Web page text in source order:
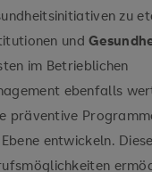
zu
und
im Betrieblichen
ebenfalls
präventive
entwickeln.